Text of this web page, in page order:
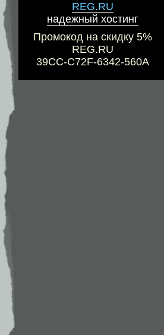
REG.RU
надежный хостинг
Промокод на скидку 5%
REG.RU
39CC-C72F-6342-560A